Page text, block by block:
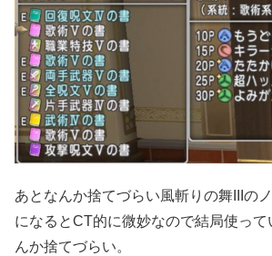
あとなんか捨てづらい風斬りの舞III
になるとCT的に微妙なので結局使っ
んか捨てづらい。